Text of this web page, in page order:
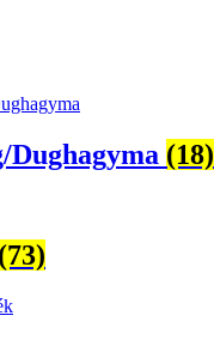
Dughagyma (18)
(73)